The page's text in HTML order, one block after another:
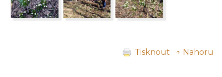
Tisknout ↑ Nahoru